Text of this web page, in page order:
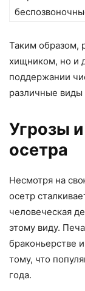
Таким образом,
хищником, но и
поддержании
различные виды
Угрозы
осетра
Несмотря на
осетр
человеческая
этому виду.
браконьерстве
тому, что
года.